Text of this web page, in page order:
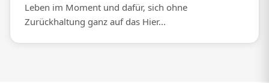
Leben im Moment und dafür, sich ohne
Zurückhaltung ganz auf das Hier...